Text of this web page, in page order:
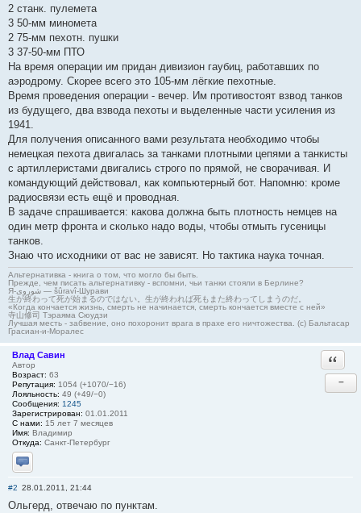
2 станк. пулемета
3 50-мм миномета
2 75-мм пехотн. пушки
3 37-50-мм ПТО
На время операции им придан дивизион гаубиц, работавших по
аэродрому. Скорее всего это 105-мм лёгкие пехотные.
Время проведения операции - вечер. Им противостоят взвод танков
из будущего, два взвода пехоты и выделенные части усиления из
1941.
Для получения описанного вами результата необходимо чтобы
немецкая пехота двигалась за танками плотными цепями а танкисты
с артиллеристами двигались строго по прямой, не сворачивая. И
командующий действовал, как компьютерный бот. Напомню: кроме
радиосвязи есть ещё и проводная.
В задаче спрашивается: какова должна быть плотность немцев на
один метр фронта и сколько надо воды, чтобы отмыть гусеницы
танков.
Знаю что исходники от вас не зависят. Но тактика наука точная.
Альтернативка - книга о том, что могло бы быть.
Прежде, чем писать альтернативку - вспомни, чьи танки стояли в Берлине?
Я-شوروی — šûravî-Шурави
生が終わって死が始まるのではない。生が終われば死もまた終わってしまうのだ。
«Когда кончается жизнь, смерть не начинается, смерть кончается вместе с ней»
寺山修司 Тэраяма Сюудзи
Лучшая месть - забвение, оно похоронит врага в прахе его ничтожества. (с) Бальтасар
Грасиан-и-Моралес
Влад Савин
Автор
Возраст: 63
Репутация: 1054 (+1070/−16)
Лояльность: 49 (+49/−0)
Сообщения: 1245
Зарегистрирован: 01.01.2011
С нами: 15 лет 7 месяцев
Имя: Владимир
Откуда: Санкт-Петербург
Отправить личное сообщение
−
#2 28.01.2011, 21:44
Ольгерд, отвечаю по пунктам.